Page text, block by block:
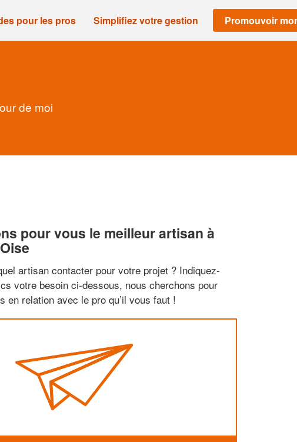
pour les pros Simplifiez votre gestion Promouvoir
de moi
pour vous le meilleur artisan à
artisan contacter pour votre projet ? Indiquez-
votre besoin ci-dessous, nous cherchons pour
en relation avec le pro qu’il vous faut !